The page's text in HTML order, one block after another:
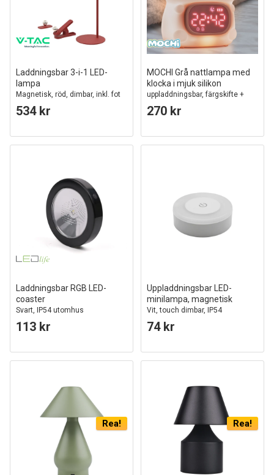
Laddningsbar 3-i-1 LED-
lampa
Magnetisk, röd, dimbar, inkl. fot
och 2 st. monteringsfästen
534 kr
MOCHI Grå nattlampa med
klocka i mjuk silikon
uppladdningsbar, färgskifte +
varmvit
270 kr
Laddningsbar RGB LED-
coaster
Svart, IP54 utomhus
113 kr
Uppladdningsbar LED-
minilampa, magnetisk
Vit, touch dimbar, IP54
inomhus/utomhus
74 kr
Rea! Rea!